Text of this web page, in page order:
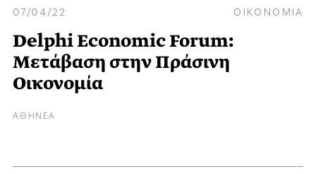
07/04/22 ΟΙΚΟΝΟΜΙΑ
Delphi Economic Forum:
Μετάβαση στην Πράσινη
Οικονομία
ΑΘΗΝΕΑ